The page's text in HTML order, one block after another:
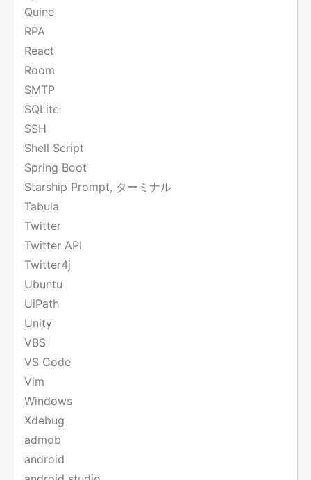
Quine
RPA
React
Room
SMTP
SQLite
SSH
Shell Script
Spring Boot
Starship Prompt, ターミナル
Tabula
Twitter
Twitter API
Twitter4j
Ubuntu
UiPath
Unity
VBS
VS Code
Vim
Windows
Xdebug
admob
android